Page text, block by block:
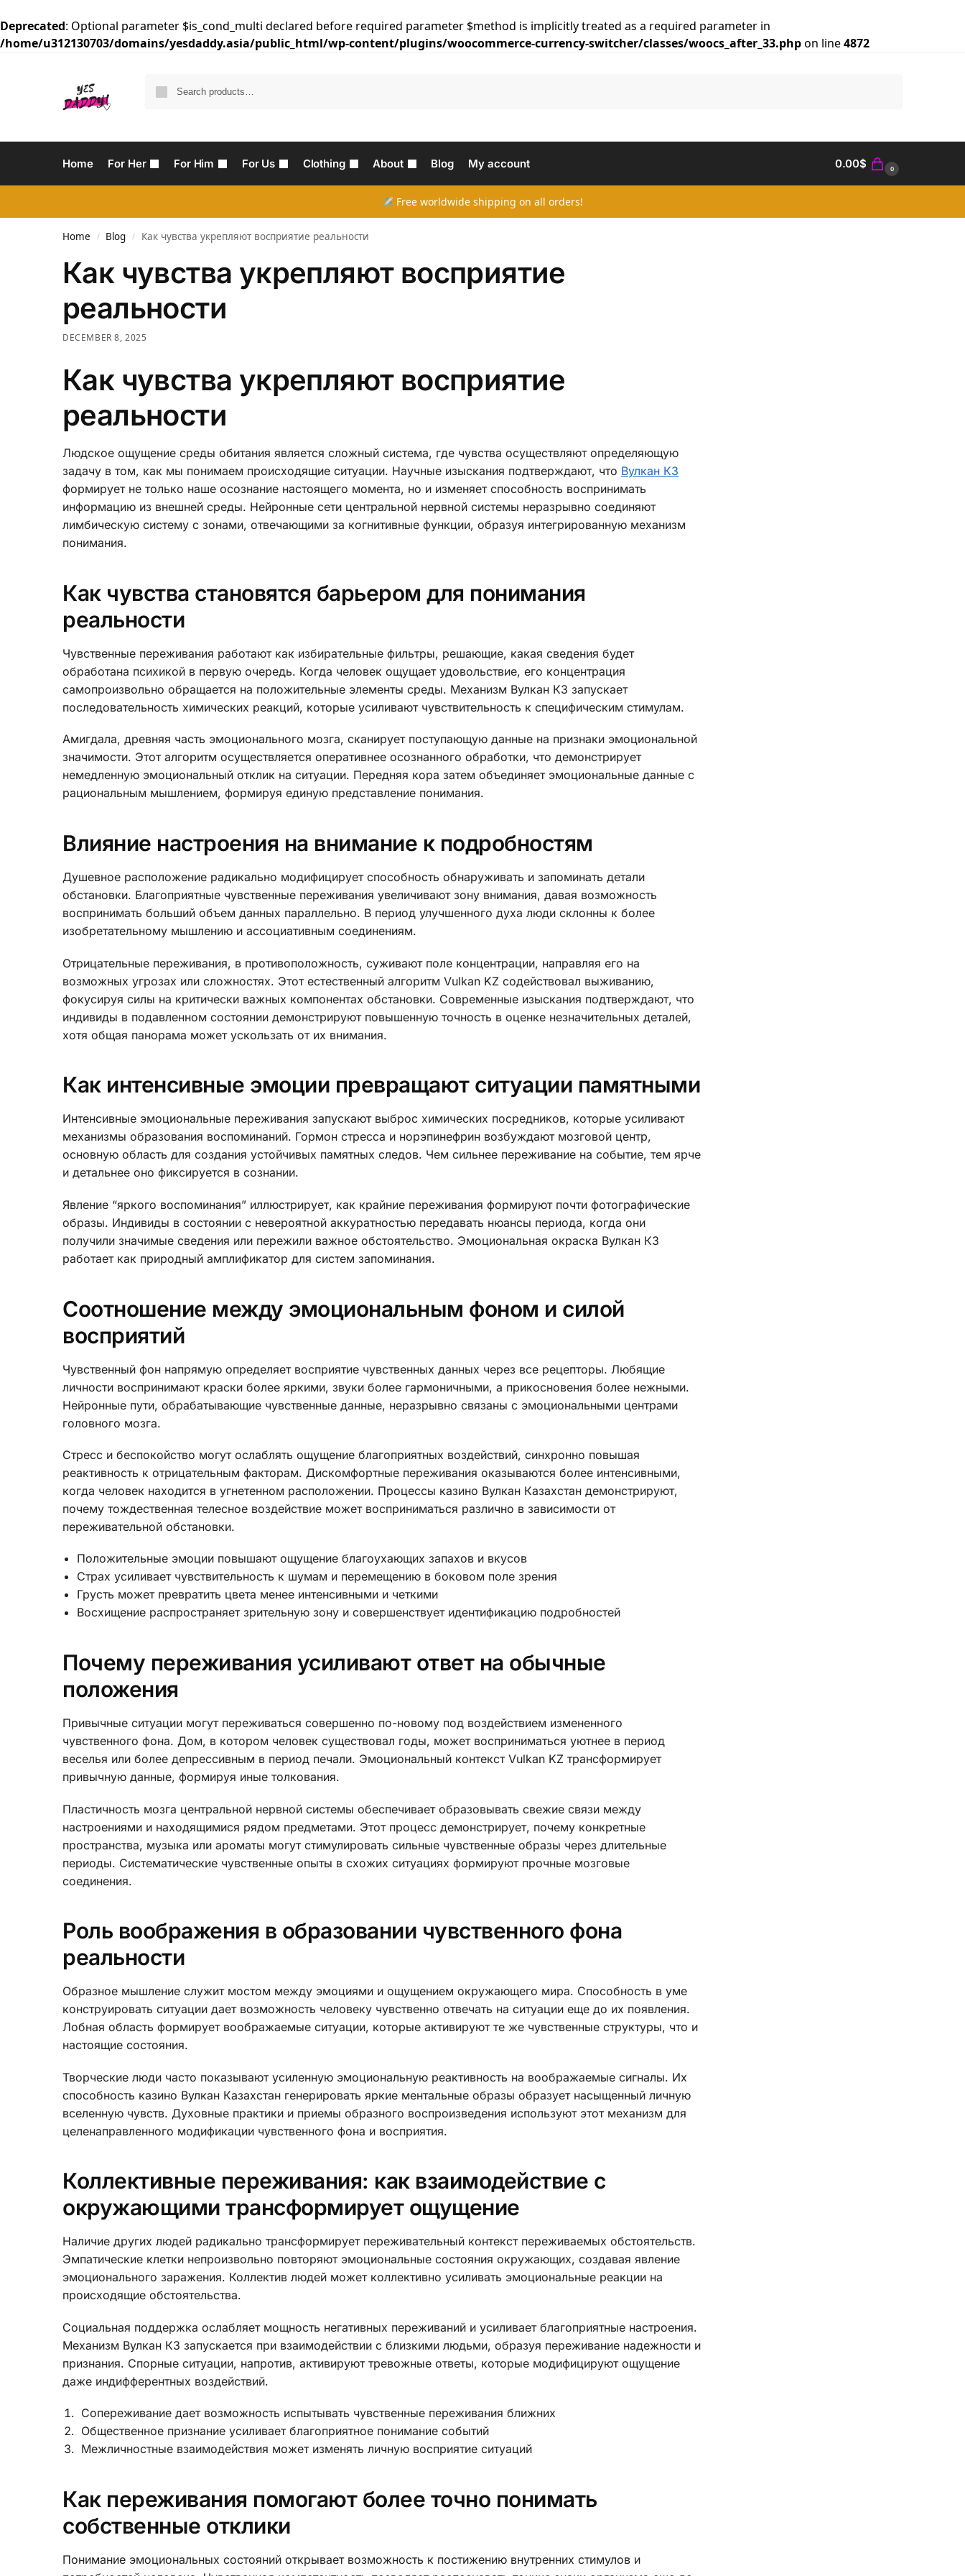
Deprecated: Optional parameter $is_cond_multi declared before required parameter $method is implicitly treated as a required parameter in
/home/u312130703/domains/yesdaddy.asia/public_html/wp-content/plugins/woocommerce-currency-switcher/classes/woocs_after_33.phpon line4872
Home For Her For Him For Us Clothing About Blog My account 0.00$ 0
Free worldwide shipping on all orders!
Home / Blog / Как чувства укрепляют восприятие реальности
Как чувства укрепляют восприятие
реальности
DECEMBER 8, 2025
Как чувства укрепляют восприятие
реальности
Людское ощущение среды обитания является сложный система, где чувства осуществляют определяющую
задачу в том, как мы понимаем происходящие ситуации. Научные изыскания подтверждают, что Вулкан КЗ
формирует не только наше осознание настоящего момента, но и изменяет способность воспринимать
информацию из внешней среды. Нейронные сети центральной нервной системы неразрывно соединяют
лимбическую систему с зонами, отвечающими за когнитивные функции, образуя интегрированную механизм
понимания.
Как чувства становятся барьером для понимания
реальности
Чувственные переживания работают как избирательные фильтры, решающие, какая сведения будет
обработана психикой в первую очередь. Когда человек ощущает удовольствие, его концентрация
самопроизвольно обращается на положительные элементы среды. Механизм Вулкан КЗ запускает
последовательность химических реакций, которые усиливают чувствительность к специфическим стимулам.
Амигдала, древняя часть эмоционального мозга, сканирует поступающую данные на признаки эмоциональной
значимости. Этот алгоритм осуществляется оперативнее осознанного обработки, что демонстрирует
немедленную эмоциональный отклик на ситуации. Передняя кора затем объединяет эмоциональные данные с
рациональным мышлением, формируя единую представление понимания.
Влияние настроения на внимание к подробностям
Душевное расположение радикально модифицирует способность обнаруживать и запоминать детали
обстановки. Благоприятные чувственные переживания увеличивают зону внимания, давая возможность
воспринимать больший объем данных параллельно. В период улучшенного духа люди склонны к более
изобретательному мышлению и ассоциативным соединениям.
Отрицательные переживания, в противоположность, суживают поле концентрации, направляя его на
возможных угрозах или сложностях. Этот естественный алгоритм Vulkan KZ содействовал выживанию,
фокусируя силы на критически важных компонентах обстановки. Современные изыскания подтверждают, что
индивиды в подавленном состоянии демонстрируют повышенную точность в оценке незначительных деталей,
хотя общая панорама может ускользать от их внимания.
Как интенсивные эмоции превращают ситуации памятными
Интенсивные эмоциональные переживания запускают выброс химических посредников, которые усиливают
механизмы образования воспоминаний. Гормон стресса и норэпинефрин возбуждают мозговой центр,
основную область для создания устойчивых памятных следов. Чем сильнее переживание на событие, тем ярче
и детальнее оно фиксируется в сознании.
Явление “яркого воспоминания” иллюстрирует, как крайние переживания формируют почти фотографические
образы. Индивиды в состоянии с невероятной аккуратностью передавать нюансы периода, когда они
получили значимые сведения или пережили важное обстоятельство. Эмоциональная окраска Вулкан КЗ
работает как природный амплификатор для систем запоминания.
Соотношение между эмоциональным фоном и силой
восприятий
Чувственный фон напрямую определяет восприятие чувственных данных через все рецепторы. Любящие
личности воспринимают краски более яркими, звуки более гармоничными, а прикосновения более нежными.
Нейронные пути, обрабатывающие чувственные данные, неразрывно связаны с эмоциональными центрами
головного мозга.
Стресс и беспокойство могут ослаблять ощущение благоприятных воздействий, синхронно повышая
реактивность к отрицательным факторам. Дискомфортные переживания оказываются более интенсивными,
когда человек находится в угнетенном расположении. Процессы казино Вулкан Казахстан демонстрируют,
почему тождественная телесное воздействие может восприниматься различно в зависимости от
переживательной обстановки.
Положительные эмоции повышают ощущение благоухающих запахов и вкусов
Страх усиливает чувствительность к шумам и перемещению в боковом поле зрения
Грусть может превратить цвета менее интенсивными и четкими
Восхищение распространяет зрительную зону и совершенствует идентификацию подробностей
Почему переживания усиливают ответ на обычные
положения
Привычные ситуации могут переживаться совершенно по-новому под воздействием измененного
чувственного фона. Дом, в котором человек существовал годы, может восприниматься уютнее в период
веселья или более депрессивным в период печали. Эмоциональный контекст Vulkan KZ трансформирует
привычную данные, формируя иные толкования.
Пластичность мозга центральной нервной системы обеспечивает образовывать свежие связи между
настроениями и находящимися рядом предметами. Этот процесс демонстрирует, почему конкретные
пространства, музыка или ароматы могут стимулировать сильные чувственные образы через длительные
периоды. Систематические чувственные опыты в схожих ситуациях формируют прочные мозговые
соединения.
Роль воображения в образовании чувственного фона
реальности
Образное мышление служит мостом между эмоциями и ощущением окружающего мира. Способность в уме
конструировать ситуации дает возможность человеку чувственно отвечать на ситуации еще до их появления.
Лобная область формирует воображаемые ситуации, которые активируют те же чувственные структуры, что и
настоящие состояния.
Творческие люди часто показывают усиленную эмоциональную реактивность на воображаемые сигналы. Их
способность казино Вулкан Казахстан генерировать яркие ментальные образы образует насыщенный личную
вселенную чувств. Духовные практики и приемы образного воспроизведения используют этот механизм для
целенаправленного модификации чувственного фона и восприятия.
Коллективные переживания: как взаимодействие с
окружающими трансформирует ощущение
Наличие других людей радикально трансформирует переживательный контекст переживаемых обстоятельств.
Эмпатические клетки непроизвольно повторяют эмоциональные состояния окружающих, создавая явление
эмоционального заражения. Коллектив людей может коллективно усиливать эмоциональные реакции на
происходящие обстоятельства.
Социальная поддержка ослабляет мощность негативных переживаний и усиливает благоприятные настроения.
Механизм Вулкан КЗ запускается при взаимодействии с близкими людьми, образуя переживание надежности и
признания. Спорные ситуации, напротив, активируют тревожные ответы, которые модифицируют ощущение
даже индифферентных воздействий.
Сопереживание дает возможность испытывать чувственные переживания ближних
Общественное признание усиливает благоприятное понимание событий
Межличностные взаимодействия может изменять личную восприятие ситуаций
Как переживания помогают более точно понимать
собственные отклики
Понимание эмоциональных состояний открывает возможность к постижению внутренних стимулов и